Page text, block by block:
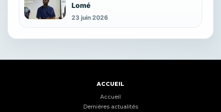
Lomé
23 juin 2026
ACCUEIL
Accueil
Dernières actualités